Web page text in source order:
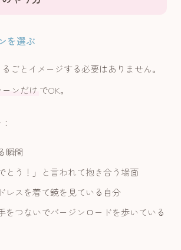
を選ぶ
ごとイメージする必要はありません。
ーンだけ でOK。
瞬間
とう！」と言われて抱き合う場面
レスを着て鏡を見ている自分
をつないでバージンロードを歩いている